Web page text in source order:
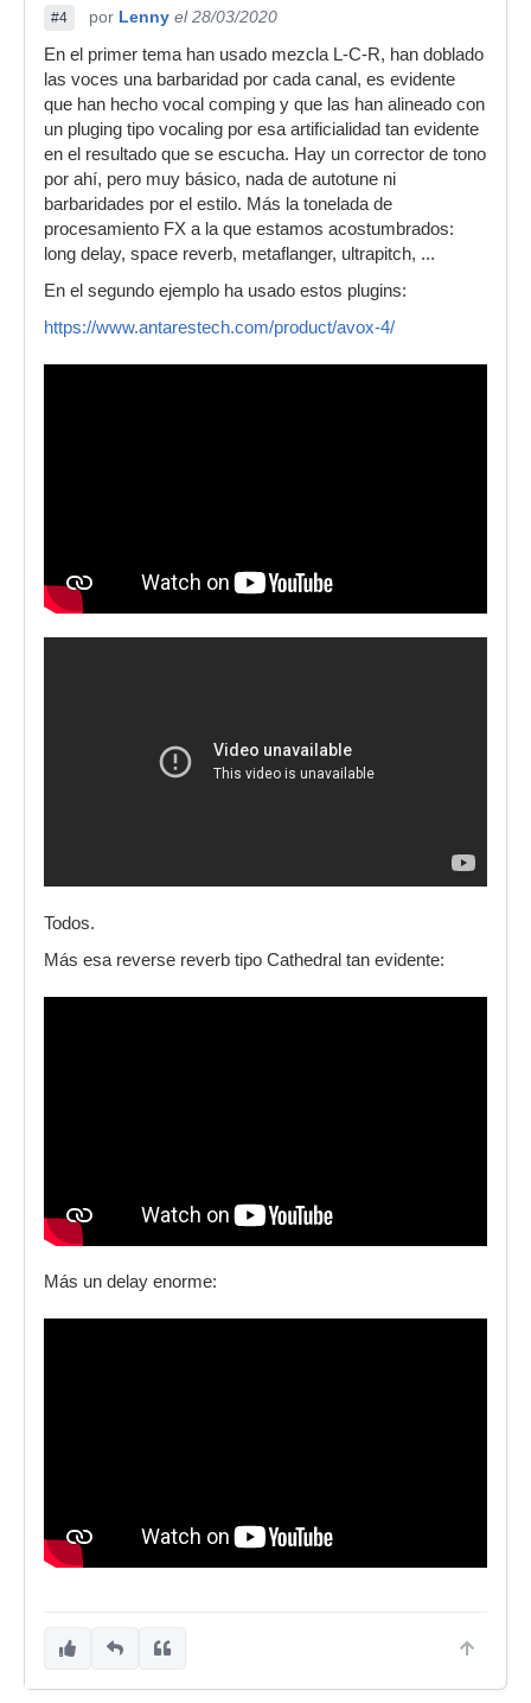
#4 por Lenny el 28/03/2020
En el primer tema han usado mezcla L-C-R, han doblado
las voces una barbaridad por cada canal, es evidente
que han hecho vocal comping y que las han alineado con
un pluging tipo vocaling por esa artificialidad tan evidente
en el resultado que se escucha. Hay un corrector de tono
por ahí, pero muy básico, nada de autotune ni
barbaridades por el estilo. Más la tonelada de
procesamiento FX a la que estamos acostumbrados:
long delay, space reverb, metaflanger, ultrapitch, ...
En el segundo ejemplo ha usado estos plugins:
https://www.antarestech.com/product/avox-4/
Todos.
Más esa reverse reverb tipo Cathedral tan evidente:
Más un delay enorme: